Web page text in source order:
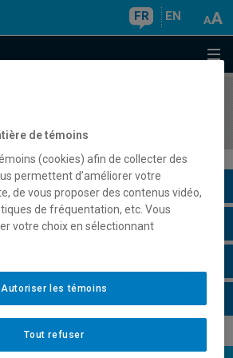
FR EN
de témoins
(cookies) afin de collecter des
permettent d’améliorer votre
de vous proposer des contenus vidéo,
de fréquentation, etc. Vous
votre choix en sélectionnant
Tout refuser
Autoriser les témoins